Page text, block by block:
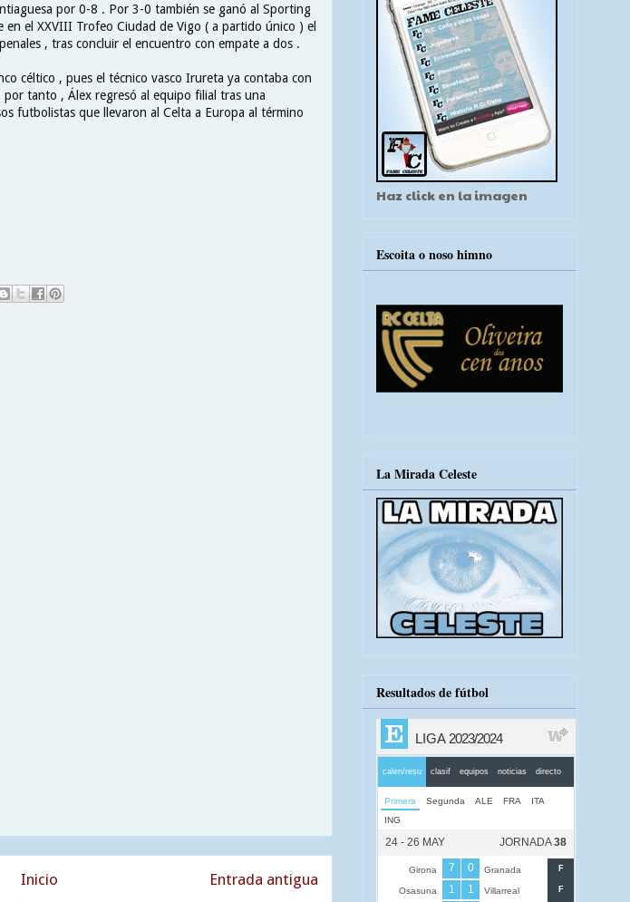
por 0-8 . Por 3-0 también se ganó al Sporting
el XXVIII Trofeo Ciudad de Vigo ( a partido único ) el
, tras concluir el encuentro con empate a dos .
céltico , pues el técnico vasco Irureta ya contaba con
tanto , Álex regresó al equipo filial tras una
futbolistas que llevaron al Celta a Europa al término
Entrada antigua
Inicio
Haz click en la imagen
Escoita o noso himno
La Mirada Celeste
Resultados de fútbol